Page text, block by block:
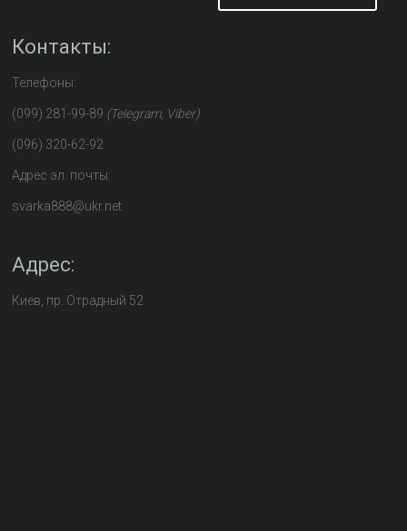
Контакты:
Телефоны:
(099) 281-99-89 (Telegram, Viber)
(096) 320-62-92
Адрес эл. почты:
svarka888@ukr.net
Адрес:
Киев, пр. Отрадный 52